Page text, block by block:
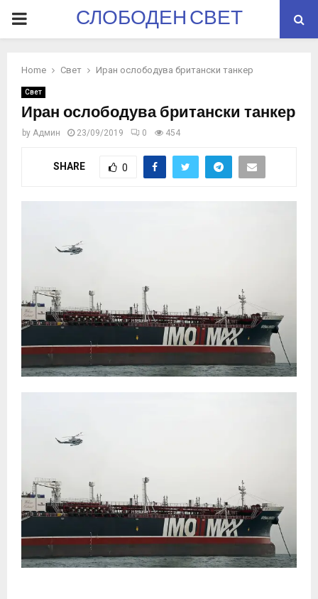
PRIMARYСЛОБОДЕН СВЕТ
Home Свет Иран ослободува британски танкер
Свет
Иран ослободува британски танкер
by Админ 23/09/2019 0 454
SHARE 0